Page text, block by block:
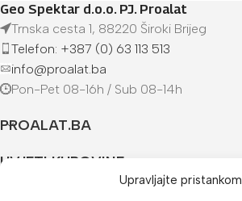
Upravljajte pristankom
Geo Spektar d.o.o. PJ. Proalat
Trnska cesta 1, 88220 Široki Brijeg
Telefon: +387 (0) 63 113 513
info@proalat.ba
Pon-Pet 08-16h / Sub 08-14h
PROALAT.BA
UVJETI KUPOVINE